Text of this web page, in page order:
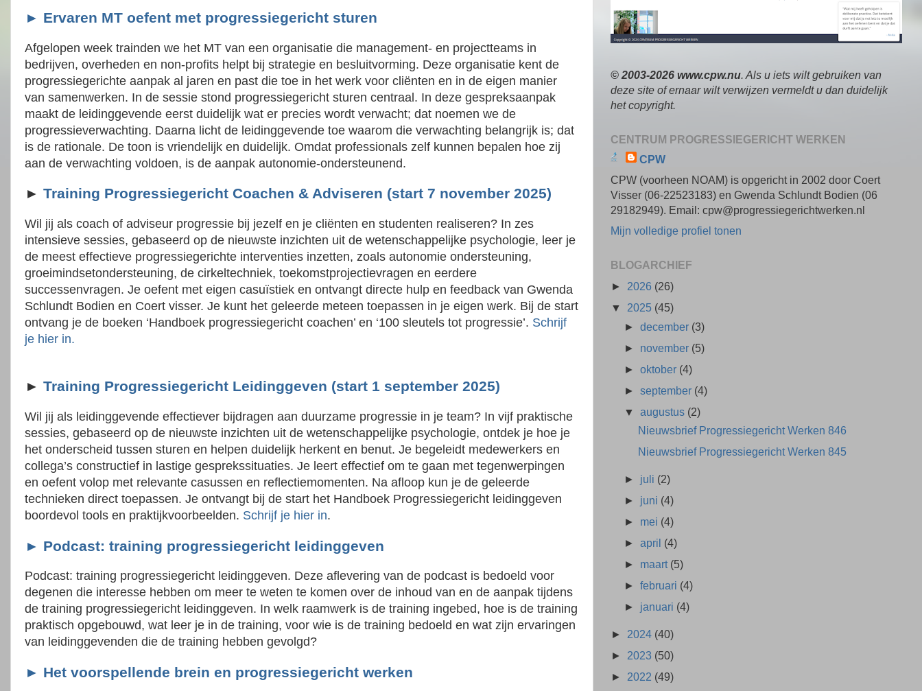
► Ervaren MT oefent met progressiegericht sturen
Afgelopen week trainden we het MT van een organisatie die management- en projectteams in
bedrijven, overheden en non-profits helpt bij strategie en besluitvorming. Deze organisatie kent de
progressiegerichte aanpak al jaren en past die toe in het werk voor cliënten en in de eigen manier
van samenwerken. In de sessie stond progressiegericht sturen centraal. In deze gespreksaanpak
maakt de leidinggevende eerst duidelijk wat er precies wordt verwacht; dat noemen we de
progressieverwachting. Daarna licht de leidinggevende toe waarom die verwachting belangrijk is; dat
is de rationale. De toon is vriendelijk en duidelijk. Omdat professionals zelf kunnen bepalen hoe zij
aan de verwachting voldoen, is de aanpak autonomie-ondersteunend.
► Training Progressiegericht Coachen & Adviseren (start 7 november 2025)
Wil jij als coach of adviseur progressie bij jezelf en je cliënten en studenten realiseren? In zes
intensieve sessies, gebaseerd op de nieuwste inzichten uit de wetenschappelijke psychologie, leer je
de meest effectieve progressiegerichte interventies inzetten, zoals autonomie ondersteuning,
groeimindsetondersteuning, de cirkeltechniek, toekomstprojectievragen en eerdere
successenvragen. Je oefent met eigen casuïstiek en ontvangt directe hulp en feedback van Gwenda
Schlundt Bodien en Coert visser. Je kunt het geleerde meteen toepassen in je eigen werk. Bij de start
ontvang je de boeken ‘Handboek progressiegericht coachen’ en ‘100 sleutels tot progressie’. Schrijf
je hier in.
► Training Progressiegericht Leidinggeven (start 1 september 2025)
Wil jij als leidinggevende effectiever bijdragen aan duurzame progressie in je team? In vijf praktische
sessies, gebaseerd op de nieuwste inzichten uit de wetenschappelijke psychologie, ontdek je hoe je
het onderscheid tussen sturen en helpen duidelijk herkent en benut. Je begeleidt medewerkers en
collega’s constructief in lastige gesprekssituaties. Je leert effectief om te gaan met tegenwerpingen
en oefent volop met relevante casussen en reflectiemomenten. Na afloop kun je de geleerde
technieken direct toepassen. Je ontvangt bij de start het Handboek Progressiegericht leidinggeven
boordevol tools en praktijkvoorbeelden. Schrijf je hier in.
► Podcast: training progressiegericht leidinggeven
Podcast: training progressiegericht leidinggeven. Deze aflevering van de podcast is bedoeld voor
degenen die interesse hebben om meer te weten te komen over de inhoud van en de aanpak tijdens
de training progressiegericht leidinggeven. In welk raamwerk is de training ingebed, hoe is de training
praktisch opgebouwd, wat leer je in de training, voor wie is de training bedoeld en wat zijn ervaringen
van leidinggevenden die de training hebben gevolgd?
► Het voorspellende brein en progressiegericht werken
© 2003-2026 www.cpw.nu. Als u iets wilt gebruiken van
deze site of ernaar wilt verwijzen vermeldt u dan duidelijk
het copyright.
CENTRUM PROGRESSIEGERICHT WERKEN
CPW
CPW (voorheen NOAM) is opgericht in 2002 door Coert
Visser (06-22523183) en Gwenda Schlundt Bodien (06
29182949). Email: cpw@progressiegerichtwerken.nl
Mijn volledige profiel tonen
BLOGARCHIEF
► 2026 (26)
▼ 2025 (45)
►december (3)
► november (5)
►oktober (4)
►september (4)
▼augustus (2)
Nieuwsbrief Progressiegericht Werken 846
Nieuwsbrief Progressiegericht Werken 845
► juli (2)
► juni (4)
► mei (4)
►april (4)
► maart (5)
►februari (4)
► januari (4)
► 2024 (40)
► 2023 (50)
► 2022 (49)